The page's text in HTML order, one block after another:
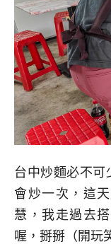
台中炒麵必不可
會炒一次，這
慧，我走過去
喔，掰掰（開玩